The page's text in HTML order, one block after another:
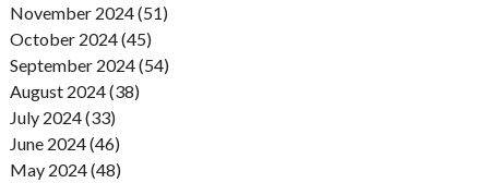
November 2024 (51)
October 2024 (45)
September 2024 (54)
August 2024 (38)
July 2024 (33)
June 2024 (46)
May 2024 (48)